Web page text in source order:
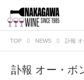
TOP NEWS 訃報
訃報 オー・ボ